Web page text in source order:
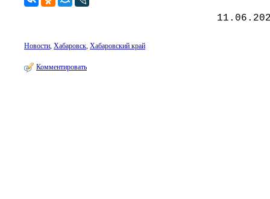
Новости, Хабаровск, Хабаровский край
Комментировать